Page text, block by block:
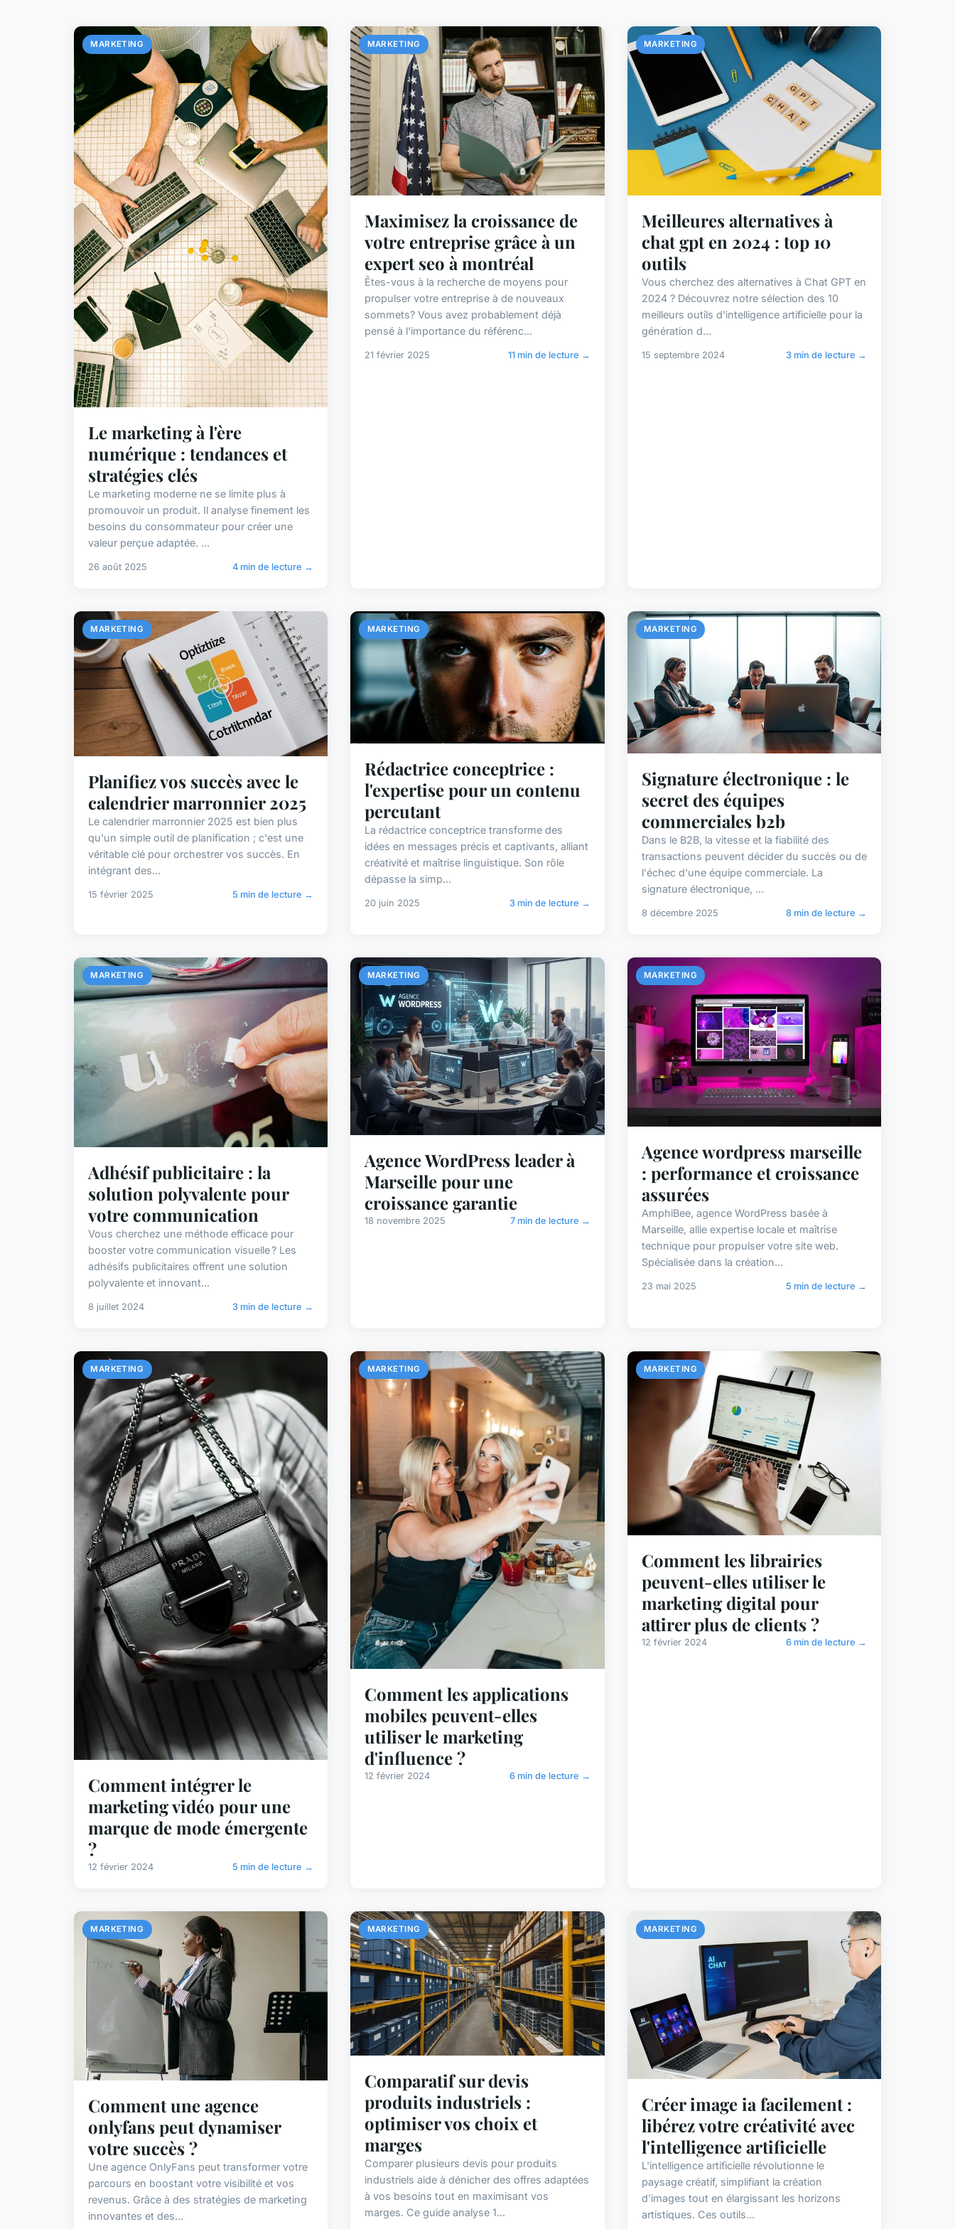
MARKETING
Le marketing à l'ère
numérique : tendances et
stratégies clés
Le marketing moderne ne se limite plus à
promouvoir un produit. Il analyse finement les
besoins du consommateur pour créer une
valeur perçue adaptée. ...
26 août 2025 4 min de lecture →
MARKETING
Maximisez la croissance de
votre entreprise grâce à un
expert seo à montréal
Êtes-vous à la recherche de moyens pour
propulser votre entreprise à de nouveaux
sommets? Vous avez probablement déjà
pensé à l'importance du référenc...
21 février 2025 11 min de lecture →
MARKETING
Meilleures alternatives à
chat gpt en 2024 : top 10
outils
Vous cherchez des alternatives à Chat GPT en
2024 ? Découvrez notre sélection des 10
meilleurs outils d'intelligence artificielle pour la
génération d...
15 septembre 2024 3 min de lecture →
MARKETING
Planifiez vos succès avec le
calendrier marronnier 2025
Le calendrier marronnier 2025 est bien plus
qu'un simple outil de planification ; c'est une
véritable clé pour orchestrer vos succès. En
intégrant des...
15 février 2025 5 min de lecture →
MARKETING
Rédactrice conceptrice :
l'expertise pour un contenu
percutant
La rédactrice conceptrice transforme des
idées en messages précis et captivants, alliant
créativité et maîtrise linguistique. Son rôle
dépasse la simp...
20 juin 2025 3 min de lecture →
MARKETING
Signature électronique : le
secret des équipes
commerciales b2b
Dans le B2B, la vitesse et la fiabilité des
transactions peuvent décider du succès ou de
l'échec d'une équipe commerciale. La
signature électronique, ...
8 décembre 2025 8 min de lecture →
MARKETING
Adhésif publicitaire : la
solution polyvalente pour
votre communication
Vous cherchez une méthode efficace pour
booster votre communication visuelle ? Les
adhésifs publicitaires offrent une solution
polyvalente et innovant...
8 juillet 2024 3 min de lecture →
MARKETING
Agence WordPress leader à
Marseille pour une
croissance garantie
18 novembre 2025 7 min de lecture →
MARKETING
Agence wordpress marseille
: performance et croissance
assurées
AmphiBee, agence WordPress basée à
Marseille, allie expertise locale et maîtrise
technique pour propulser votre site web.
Spécialisée dans la création...
23 mai 2025 5 min de lecture →
MARKETING
Comment intégrer le
marketing vidéo pour une
marque de mode émergente
?
12 février 2024 5 min de lecture →
MARKETING
Comment les applications
mobiles peuvent-elles
utiliser le marketing
d'influence ?
12 février 2024 6 min de lecture →
MARKETING
Comment les librairies
peuvent-elles utiliser le
marketing digital pour
attirer plus de clients ?
12 février 2024 6 min de lecture →
MARKETING
Comment une agence
onlyfans peut dynamiser
votre succès ?
Une agence OnlyFans peut transformer votre
parcours en boostant votre visibilité et vos
revenus. Grâce à des stratégies de marketing
innovantes et des...
MARKETING
Comparatif sur devis
produits industriels :
optimiser vos choix et
marges
Comparer plusieurs devis pour produits
industriels aide à dénicher des offres adaptées
à vos besoins tout en maximisant vos
marges. Ce guide analyse 1...
MARKETING
Créer image ia facilement :
libérez votre créativité avec
l'intelligence artificielle
L'intelligence artificielle révolutionne le
paysage créatif, simplifiant la création
d'images tout en élargissant les horizons
artistiques. Ces outils...